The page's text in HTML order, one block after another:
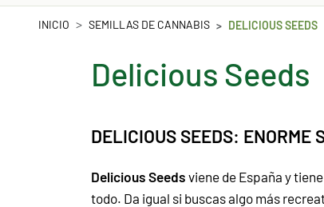
INICIO SEMILLAS DE CANNABIS DELICIOUS SEEDS
Delicious Seeds
DELICIOUS SEEDS: ENORME
Delicious Seeds viene de España y
todo. Da igual si buscas algo más